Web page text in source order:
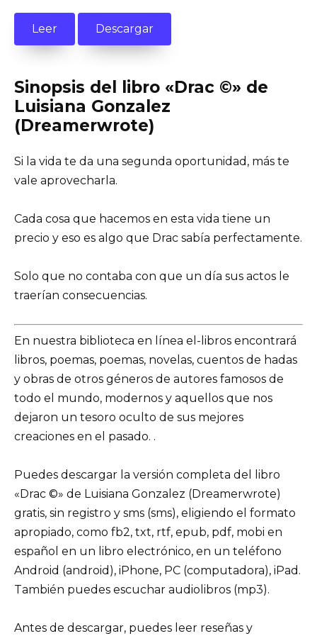
Leer Descargar
Sinopsis del libro «Drac ©» de
Luisiana Gonzalez
(Dreamerwrote)
Si la vida te da una segunda oportunidad, más te
vale aprovecharla.
Cada cosa que hacemos en esta vida tiene un
precio y eso es algo que Drac sabía perfectamente.
Solo que no contaba con que un día sus actos le
traerían consecuencias.
En nuestra biblioteca en línea el-libros encontrará
libros, poemas, poemas, novelas, cuentos de hadas
y obras de otros géneros de autores famosos de
todo el mundo, modernos y aquellos que nos
dejaron un tesoro oculto de sus mejores
creaciones en el pasado. .
Puedes descargar la versión completa del libro
«Drac ©» de Luisiana Gonzalez (Dreamerwrote)
gratis, sin registro y sms (sms), eligiendo el formato
apropiado, como fb2, txt, rtf, epub, pdf, mobi en
español en un libro electrónico, en un teléfono
Android (android), iPhone, PC (computadora), iPad.
También puedes escuchar audiolibros (mp3).
Antes de descargar, puedes leer reseñas y